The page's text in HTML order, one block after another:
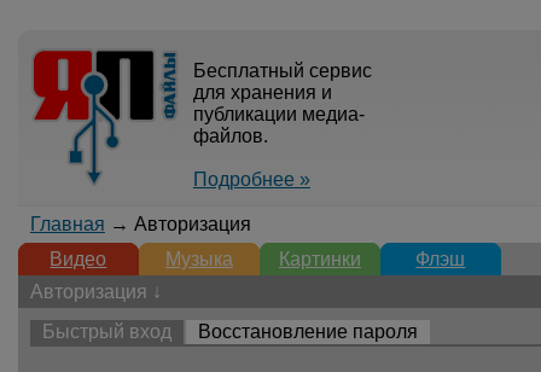
Бесплатный сервис
для хранения и
публикации медиа-
файлов.
Подробнее »
Главная → Авторизация
Видео
Музыка Картинки
Флэш
Авторизация ↓
Быстрый вход
Восстановление пароля